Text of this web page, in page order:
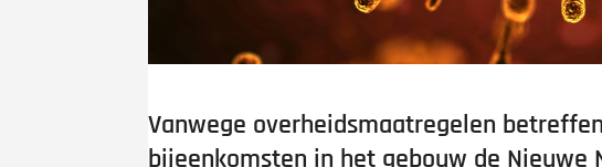
Vanwege overheidsmaatregelen
bijeenkomsten in het gebouw de Nieuwe